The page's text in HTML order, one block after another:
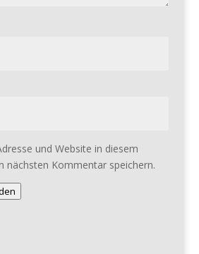
und Website in diesem
nächsten Kommentar speichern.